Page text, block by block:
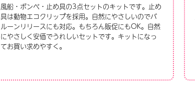
風船・ボンベ・止め具の3点セットのキットです。止め
具は動物エコクリップを採用。自然にやさしいのでバ
ルーンリリースにも対応。もちろん販促にもOK。自然
にやさしく安価でうれしいセットです。キットになっ
てお買い求めやすく。